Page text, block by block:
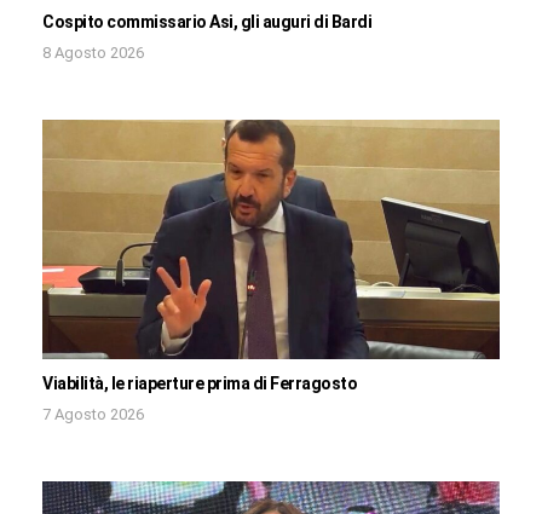
Cospito commissario Asi, gli auguri di Bardi
8 Agosto 2026
Viabilità, le riaperture prima di Ferragosto
7 Agosto 2026